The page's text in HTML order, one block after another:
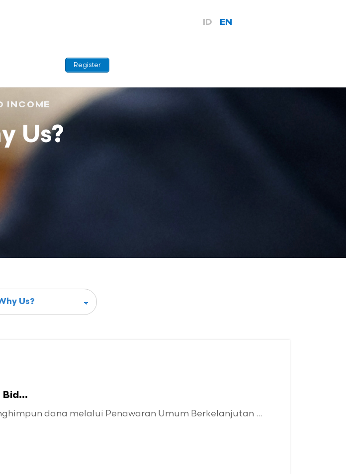
Register
ID EN
INCOME
Us?
Bid...
dana melalui Penawaran Umum Berkelanjutan ...